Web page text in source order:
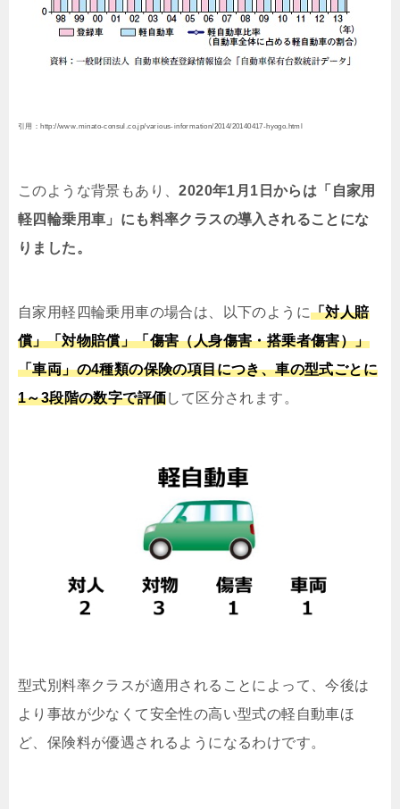
引用：http://www.minato-consul.co.jp/various-information/2014/20140417-hyogo.html
このような背景もあり、2020年1月1日からは「自家用
軽四輪乗用車」にも料率クラスの導入されることにな
りました。
自家用軽四輪乗用車の場合は、以下のように「対人賠
償」「対物賠償」「傷害（人身傷害・搭乗者傷害）」
「車両」の4種類の保険の項目につき、車の型式ごとに
1～3段階の数字で評価して区分されます。
型式別料率クラスが適用されることによって、今後は
より事故が少なくて安全性の高い型式の軽自動車ほ
ど、保険料が優遇されるようになるわけです。